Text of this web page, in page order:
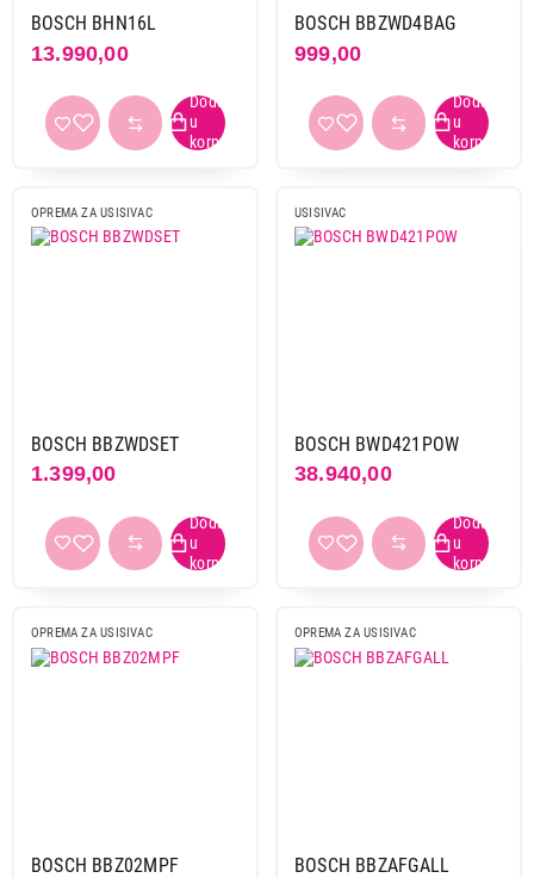
BOSCH BHN16L
13.990,00
BOSCH BBZWD4BAG
999,00
OPREMA ZA USISIVAC
BOSCH BBZWDSET
1.399,00
USISIVAC
BOSCH BWD421POW
38.940,00
OPREMA ZA USISIVAC
BOSCH BBZ02MPF
OPREMA ZA USISIVAC
BOSCH BBZAFGALL
1.099,00
DODATNA OPREMA ZA USISIVAČE
Završi kupovinu